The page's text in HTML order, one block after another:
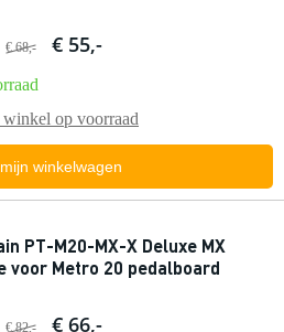
€ 68,- € 55,-
winkel op voorraad
winkelwagen
PT-M20-MX-X Deluxe MX
voor Metro 20 pedalboard
€ 82,- € 66,-